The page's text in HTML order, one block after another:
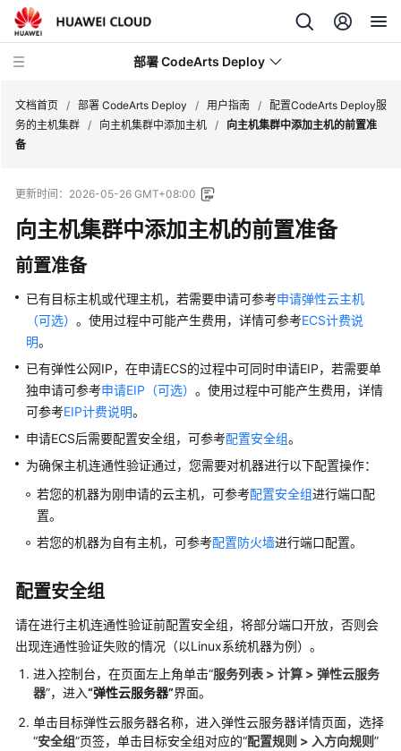
部署 CodeArts Deploy
动
态
功
总
览
产
品
介
绍
快
入
门
户
指
南
署
服
务
CodeArts
文档首页 / 部署 CodeArts Deploy / 用户指南 /
配置CodeArts Deploy服
务的主机集群 / 向主机集群中添加主机 /
向主机集群中添加主机的前置准
备
更新时间： 2026-05-26 GMT+08:00
向主机集群中添加主机的前置准备
前置准备
已有目标主机或代理主机，若需要申请可参考申请弹性云主机
（可选） 。使用过程中可能产生费用，详情可参考ECS计费说
明。
已有弹性公网IP，在申请ECS的过程中可同时申请EIP，若需要单
独申请可参考申请EIP（可选） 。使用过程中可能产生费用，详情
可参考EIP计费说明。
申请ECS后需要配置安全组，可参考配置安全组。
为确保主机连通性验证通过，您需要对机器进行以下配置操作：
若您的机器为刚申请的云主机，可参考配置安全组进行端口配
置。
若您的机器为自有主机，可参考配置防火墙进行端口配置。
配置安全组
请在进行主机连通性验证前配置安全组，将部分端口开放，否则会
出现连通性验证失败的情况（以Linux系统机器为例）。
进入控制台，在页面左上角单击“服务列表 > 计算 > 弹性云服务
器”，进入“弹性云服务器”界面。
单击目标弹性云服务器名称，进入弹性云服务器详情页面，选择
“安全组”页签，单击目标安全组对应的“配置规则 > 入方向规则”